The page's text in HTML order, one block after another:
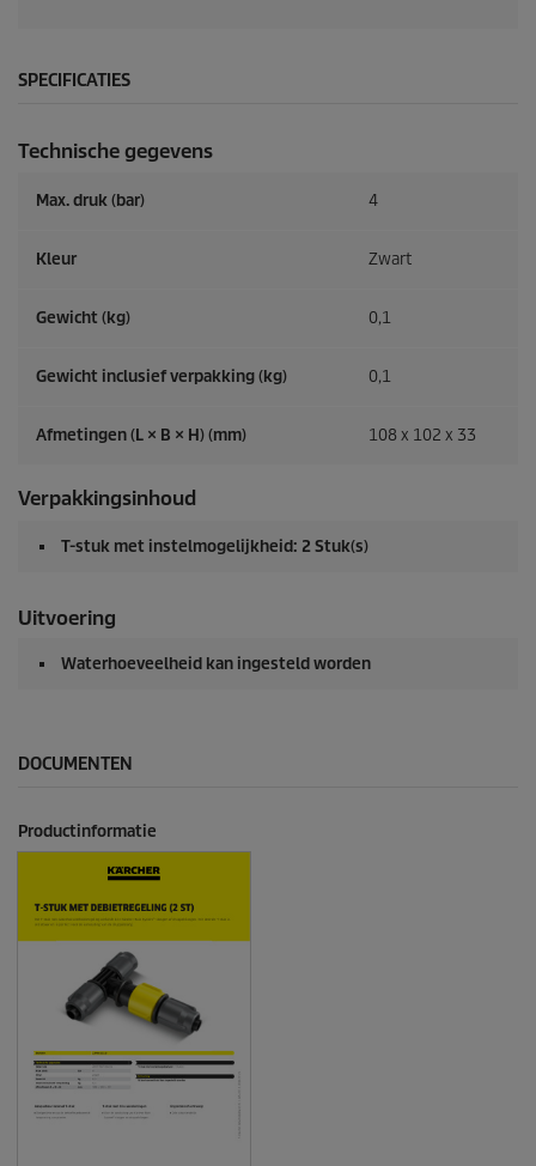
SPECIFICATIES
Technische gegevens
Max. druk (bar) 4
Kleur Zwart
Gewicht (kg) 0,1
Gewicht inclusief verpakking (kg) 0,1
Afmetingen (L × B × H) (mm) 108 x 102 x 33
Verpakkingsinhoud
T-stuk met instelmogelijkheid: 2 Stuk(s)
Uitvoering
Waterhoeveelheid kan ingesteld worden
DOCUMENTEN
Productinformatie